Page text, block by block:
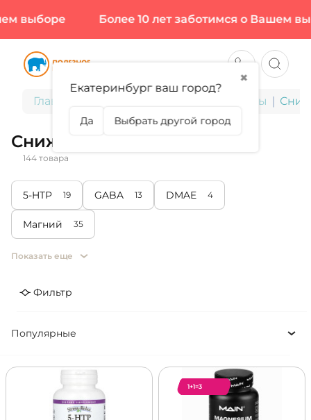
Более 10 лет заботимся о Вашем выборе
Главная БАДы для здоровья и красоты
Снижение стресса
144 товара
5-HTP 19 GABA 13 DMAE 4
Магний 35
Показать еще
Фильтр
Популярные
1+1=3
✖
Екатеринбург ваш город?
Да Выбрать другой город